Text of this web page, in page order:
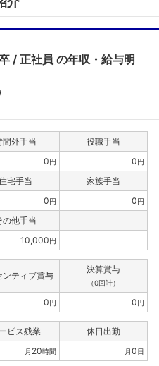
ました
ローしませんか？
正社員 の年収・給与明
間外手当
役職手当
0円 0円
宅手当
家族手当
0円 0円
の他手当
10,000円
ンティブ賞与
決算賞与
（0回計）
0円 0円
ビス残業 休日出勤
月 20時間 月0日